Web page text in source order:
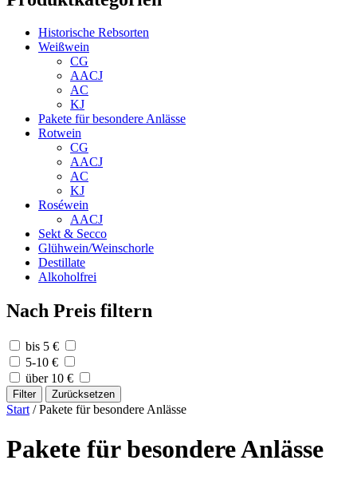
Historische Rebsorten
Weißwein
CG
AACJ
AC
KJ
Pakete für besondere Anlässe
Rotwein
CG
AACJ
AC
KJ
Roséwein
AACJ
Sekt & Secco
Glühwein/Weinschorle
Destillate
Alkoholfrei
Nach Preis filtern
bis 5 €
5-10 €
über 10 €
Filter Zurücksetzen
Start / Pakete für besondere Anlässe
Pakete für besondere Anlässe